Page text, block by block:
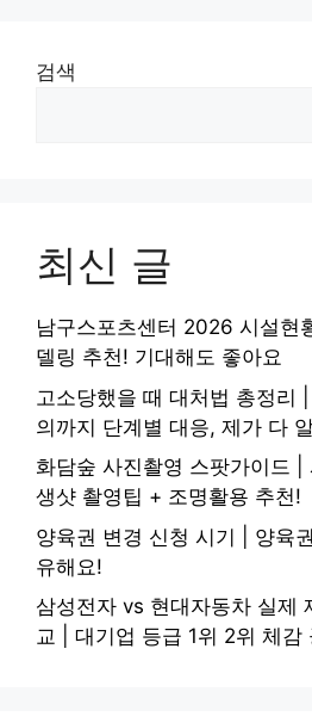
검색
최신 글
남구스포츠센터 2026 시설현
델링 추천! 기대해도 좋아요
고소당했을 때 대처법 총정리
의까지 단계별 대응, 제가 다
화담숲 사진촬영 스팟가이드 |
생샷 촬영팁 + 조명활용 추천!
양육권 변경 신청 시기 | 양육
유해요!
삼성전자 vs 현대자동차 실제
교 | 대기업 등급 1위 2위 체감